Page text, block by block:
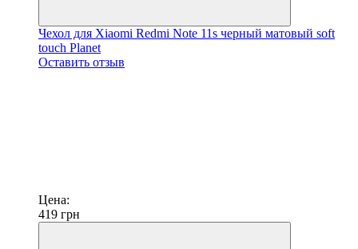
Чехол для Xiaomi Redmi Note 11s черный матовый soft
touch Planet
Оставить отзыв
Цена:
419 грн